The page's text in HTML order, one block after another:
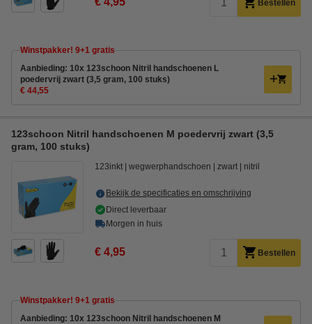
Bestellen
Winstpakker! 9+1 gratis
Aanbieding: 10x 123schoon Nitril handschoenen L
poedervrij zwart (3,5 gram, 100 stuks)
€ 44,55
123schoon Nitril handschoenen M poedervrij zwart (3,5
gram, 100 stuks)
123inkt wegwerphandschoen zwart nitril
Bekijk de specificaties en omschrijving
Direct leverbaar
Morgen in huis
€ 4,95 Bestellen
Winstpakker! 9+1 gratis
Aanbieding: 10x 123schoon Nitril handschoenen M